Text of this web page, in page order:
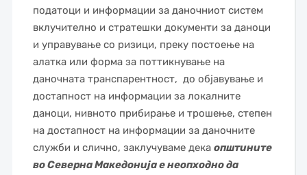
податоци и информации за даночниот систем
вклучително и стратешки документи за даноци
и управување со ризици, преку постоење на
алатка или форма за поттикнување на
даночната транспарентност, до објавување и
достапност на информации за локалните
даноци, нивното прибирање и трошење, степен
на достапност на информации за даночните
служби и слично, заклучуваме дека општините
во Северна Македонија е неопходно да